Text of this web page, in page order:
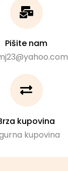
Pišite nam
kupovina
kupovina